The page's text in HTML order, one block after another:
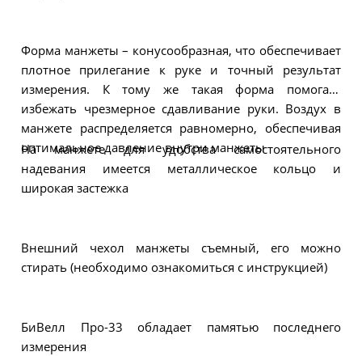
Форма манжеты – конусообразная, что обеспечивает
плотное прилегание к руке и точный результат
измерения. К тому же такая форма помогает
избежать чрезмерное сдавливание руки. Воздух в
манжете распределяется равномерно, обеспечивая
оптимальное давление внутри манжеты
На манжете для удобства самостоятельного
надевания имеется металлическое кольцо и
широкая застежка
Внешний чехол манжеты съемный, его можно
стирать (необходимо ознакомиться с инструкцией)
БиВелл Про-33 обладает памятью последнего
измерения